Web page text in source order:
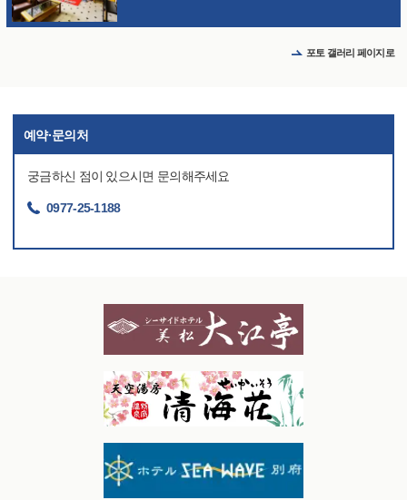
포토 갤러리 페이지로
예약·문의처
궁금하신 점이 있으시면 문의해주세요
0977-25-1188